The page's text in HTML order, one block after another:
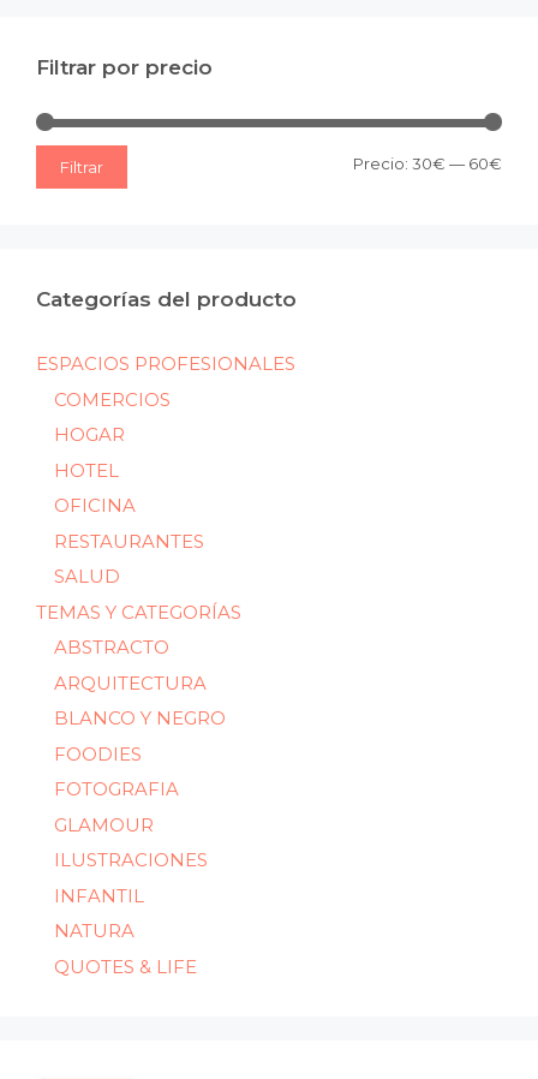
Filtrar por precio
Filtrar Precio: 30€ — 60€
Categorías del producto
ESPACIOS PROFESIONALES
COMERCIOS
HOGAR
HOTEL
OFICINA
RESTAURANTES
SALUD
TEMAS Y CATEGORÍAS
ABSTRACTO
ARQUITECTURA
BLANCO Y NEGRO
FOODIES
FOTOGRAFIA
GLAMOUR
ILUSTRACIONES
INFANTIL
NATURA
QUOTES & LIFE